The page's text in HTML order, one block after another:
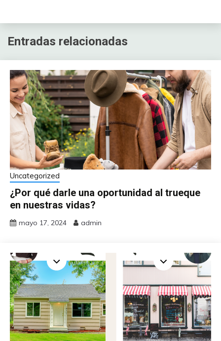
Entradas relacionadas
Uncategorized
¿Por qué darle una oportunidad al trueque
en nuestras vidas?
mayo 17, 2024 admin